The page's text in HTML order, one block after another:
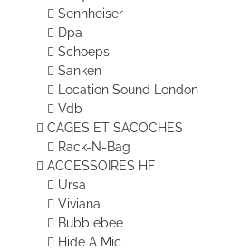
Sennheiser
Dpa
Schoeps
Sanken
Location Sound London
Vdb
CAGES ET SACOCHES
Rack-N-Bag
ACCESSOIRES HF
Ursa
Viviana
Bubblebee
Hide A Mic